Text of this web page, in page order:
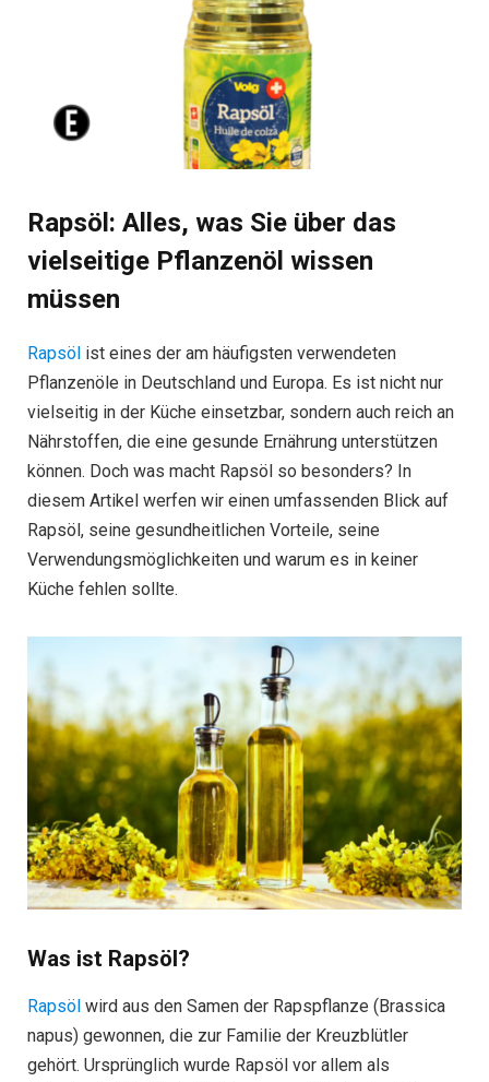
Rapsöl: Alles, was Sie über das
vielseitige Pflanzenöl wissen
müssen
Rapsöl ist eines der am häufigsten verwendeten
Pflanzenöle in Deutschland und Europa. Es ist nicht nur
vielseitig in der Küche einsetzbar, sondern auch reich an
Nährstoffen, die eine gesunde Ernährung unterstützen
können. Doch was macht Rapsöl so besonders? In
diesem Artikel werfen wir einen umfassenden Blick auf
Rapsöl, seine gesundheitlichen Vorteile, seine
Verwendungsmöglichkeiten und warum es in keiner
Küche fehlen sollte.
Was ist Rapsöl?
Rapsöl wird aus den Samen der Rapspflanze (Brassica
napus) gewonnen, die zur Familie der Kreuzblütler
gehört. Ursprünglich wurde Rapsöl vor allem als